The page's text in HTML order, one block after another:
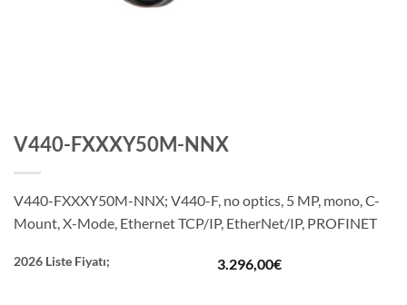
V440-FXXXY50M-NNX
V440-FXXXY50M-NNX; V440-F, no optics, 5 MP, mono, C-
Mount, X-Mode, Ethernet TCP/IP, EtherNet/IP, PROFINET
2026 Liste Fiyatı; 3.296,00€